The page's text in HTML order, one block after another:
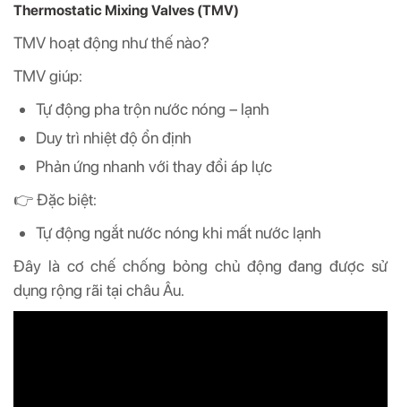
Thermostatic Mixing Valves (TMV)
TMV hoạt động như thế nào?
TMV giúp:
Tự động pha trộn nước nóng – lạnh
Duy trì nhiệt độ ổn định
Phản ứng nhanh với thay đổi áp lực
👉 Đặc biệt:
Tự động ngắt nước nóng khi mất nước lạnh
Đây là cơ chế chống bỏng chủ động đang được sử
dụng rộng rãi tại châu Âu.